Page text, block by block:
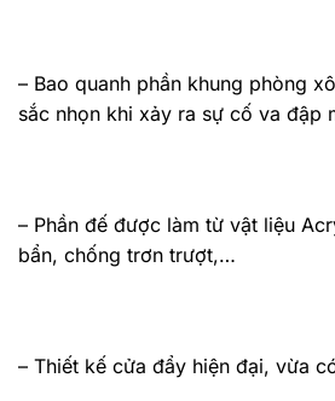
– Bao quanh phần khung phòng
sắc nhọn khi xảy ra sự cố va đập
– Phần đế được làm từ vật liệu
bẩn, chống trơn trượt,…
– Thiết kế cửa đẩy hiện đại, vừa